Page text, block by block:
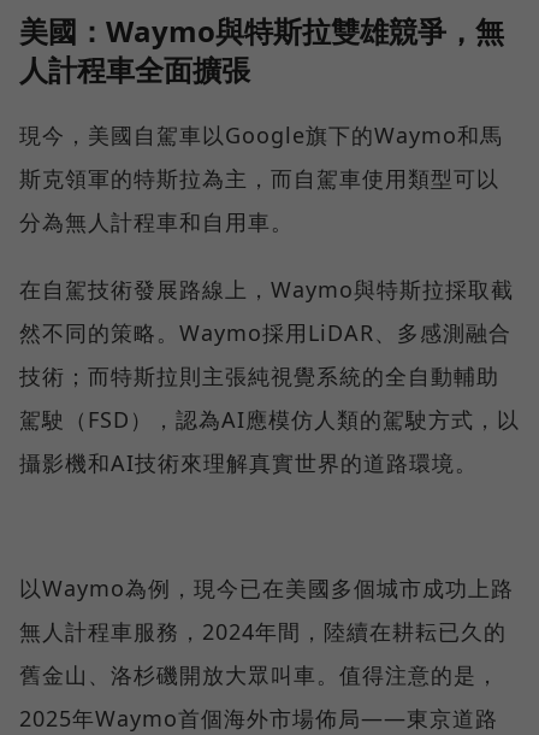
美國：Waymo與特斯拉雙雄競爭，無
人計程車全面擴張
現今，美國自駕車以Google旗下的Waymo和馬
斯克領軍的特斯拉為主，而自駕車使用類型可以
分為無人計程車和自用車。
在自駕技術發展路線上，Waymo與特斯拉採取截
然不同的策略。Waymo採用LiDAR、多感測融合
技術；而特斯拉則主張純視覺系統的全自動輔助
駕駛（FSD），認為AI應模仿人類的駕駛方式，以
攝影機和AI技術來理解真實世界的道路環境。
以Waymo為例，現今已在美國多個城市成功上路
無人計程車服務，2024年間，陸續在耕耘已久的
舊金山、洛杉磯開放大眾叫車。值得注意的是，
2025年Waymo首個海外市場佈局——東京道路